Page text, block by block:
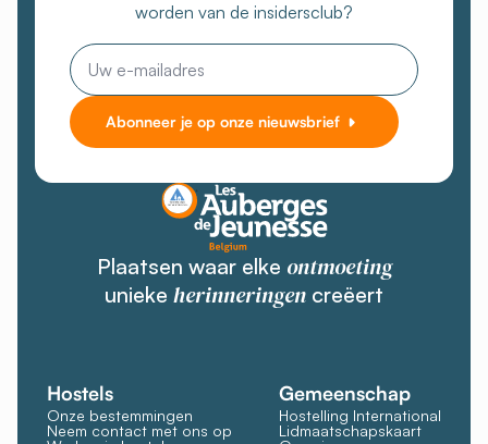
worden van de insidersclub?
E-
mail
Abonneer je op onze nieuwsbrief
Plaatsen waar elke ontmoeting
unieke herinneringen creëert
Hostels
Onze bestemmingen
Neem contact met ons op
Gemeenschap
Hostelling International
Lidmaatschapskaart